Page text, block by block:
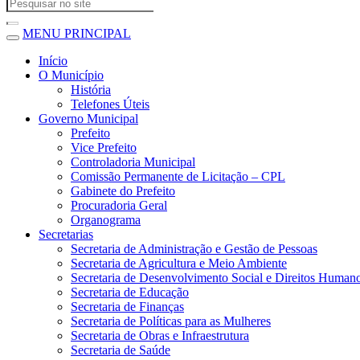
MENU PRINCIPAL
Início
O Município
História
Telefones Úteis
Governo Municipal
Prefeito
Vice Prefeito
Controladoria Municipal
Comissão Permanente de Licitação – CPL
Gabinete do Prefeito
Procuradoria Geral
Organograma
Secretarias
Secretaria de Administração e Gestão de Pessoas
Secretaria de Agricultura e Meio Ambiente
Secretaria de Desenvolvimento Social e Direitos
Secretaria de Educação
Secretaria de Finanças
Secretaria de Políticas para as Mulheres
Secretaria de Obras e Infraestrutura
Secretaria de Saúde